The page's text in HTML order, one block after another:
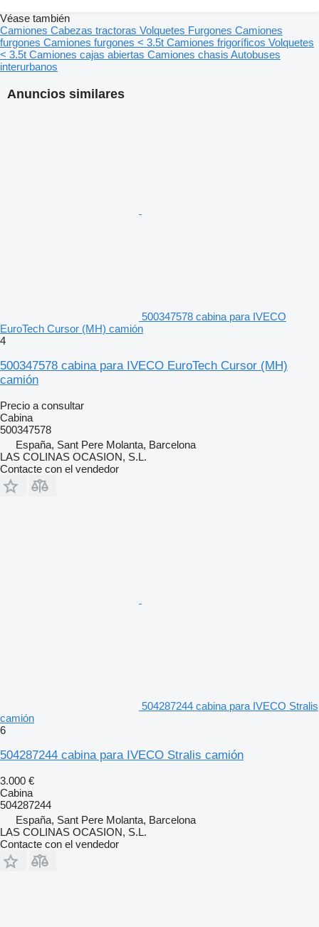
Anuncios similares
500347578 cabina para IVECO
EuroTech Cursor (MH) camión
4
500347578 cabina para IVECO EuroTech Cursor (MH)
camión
Precio a consultar
Cabina
500347578
España, Sant Pere Molanta, Barcelona
LAS COLINAS OCASION, S.L.
Contacte con el vendedor
504287244 cabina para IVECO Stralis
camión
6
504287244 cabina para IVECO Stralis camión
3.000 €
Cabina
504287244
España, Sant Pere Molanta, Barcelona
LAS COLINAS OCASION, S.L.
Contacte con el vendedor
Véase también
Camiones Cabezas tractoras Volquetes Furgones Camiones
furgones Camiones furgones < 3.5t Camiones frigoríficos Volquetes
< 3.5t Camiones cajas abiertas Camiones chasis Autobuses
interurbanos